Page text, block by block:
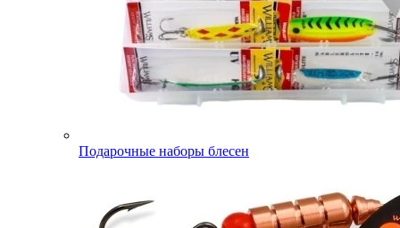
Подарочные наборы блесен